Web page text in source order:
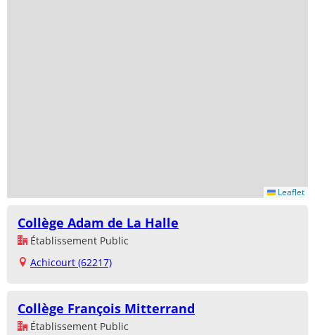
Leaflet
Collège Adam de La Halle
Établissement Public
Achicourt (62217)
Collège François Mitterrand
Établissement Public